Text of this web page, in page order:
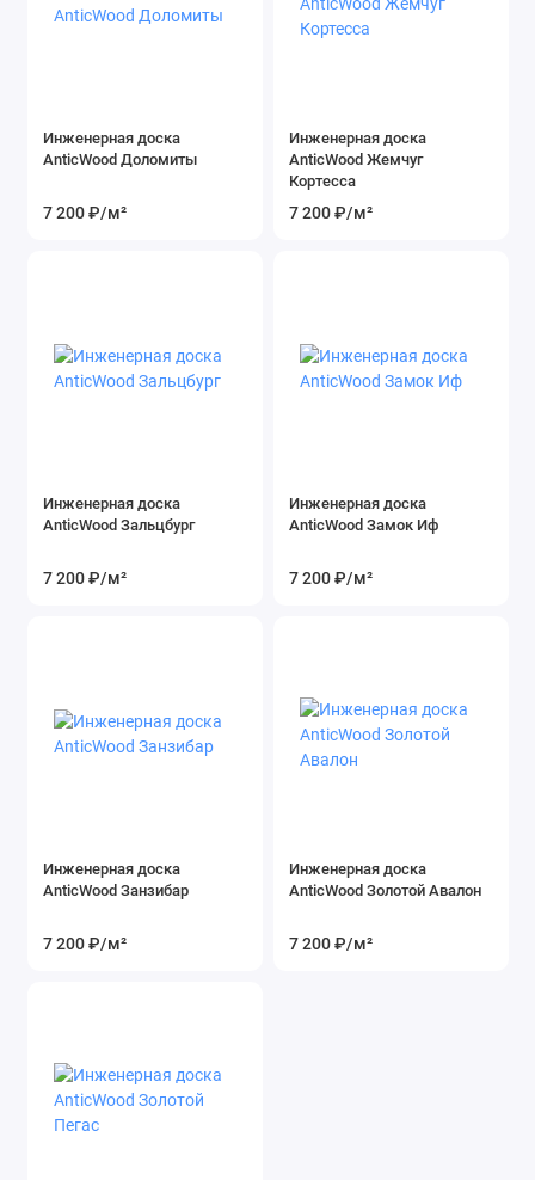
Инженерная доска
AnticWood Доломиты
7 200 ₽/м²
Инженерная доска
AnticWood Жемчуг
Кортесса
7 200 ₽/м²
Инженерная доска
AnticWood Зальцбург
7 200 ₽/м²
Инженерная доска
AnticWood Замок Иф
7 200 ₽/м²
Инженерная доска
AnticWood Занзибар
7 200 ₽/м²
Инженерная доска
AnticWood Золотой Авалон
7 200 ₽/м²